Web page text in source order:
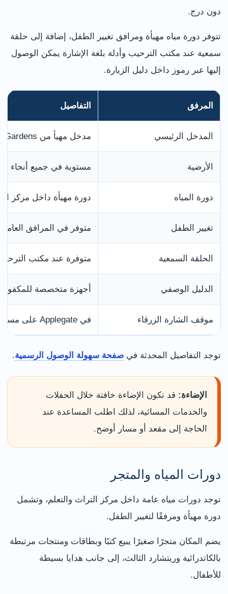
دون درج.
تتوفر دورة مياه مهيأة ومرافق تغيير الطفل، إضافة إلى حلقة
سمعية عند مكتب الترحيب وأدلة بلغة الإشارة يمكن الوصول
إليها عبر رموز داخل دليل الزيارة.
المرفق التفاصيل
المدخل الرئيسي مدخل مهيأ من Cathedral Gardens
الأرضية مستوية في جميع أنحاء
دورة المياه دورة مهيأة داخل مركز
تغيير الطفل متوفر في المرافق العامة
الحلقة السمعية متوفرة عند مكتب
الدليل الوصفي أجهزة متخصصة
موقف الشارة الزرقاء في Applegate على مسافة قصيرة وبعدد محدود
توجد التفاصيل المحدثة في صفحة سهولة الوصول الرسمية.
الإضاءة: قد تكون الإضاءة خافتة خلال الحفلات
والخدمات المسائية، لذلك اطلب المساعدة عند
الحاجة إلى مقعد أو مسار أوضح.
دورات المياه والمتجر
توجد دورات مياه عامة داخل مركز التراث والتعلم، وتشمل
دورة مهيأة ومرفقًا لتغيير الطفل.
يضم المكان متجرًا صغيرًا يبيع كتبًا وبطاقات ومنتجات مرتبطة
بالكاتدرائية وريتشارد الثالث، إلى جانب هدايا بسيطة
للأطفال.